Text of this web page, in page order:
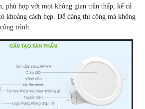
phù hợp với mọi không gian trần thấp, kể cả
khoảng cách hẹp. Dễ dàng thi công mà không
trình.